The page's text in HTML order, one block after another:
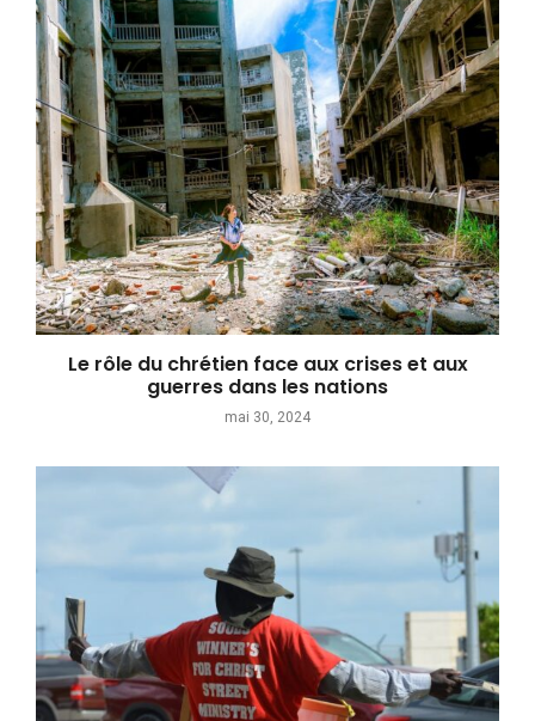
Le rôle du chrétien face aux crises et aux
guerres dans les nations
mai 30, 2024